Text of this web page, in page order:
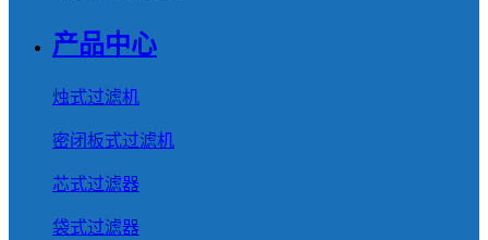
产品中心
烛式过滤机
密闭板式过滤机
芯式过滤器
袋式过滤器